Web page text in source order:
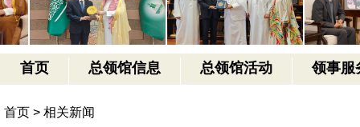
首页 总领馆信息 总领馆活动 领事服
首页 > 相关新闻